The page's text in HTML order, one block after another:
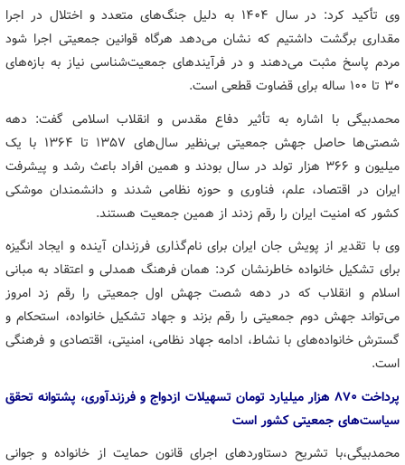
وی تأکید کرد: در سال ۱۴۰۴ به دلیل جنگ‌های متعدد و اختلال در اجرا
مقداری برگشت داشتیم که نشان می‌دهد هرگاه قوانین جمعیتی اجرا شود
مردم پاسخ مثبت می‌دهند و در فرآیندهای جمعیت‌شناسی نیاز به بازه‌های
۳۰ تا ۱۰۰ ساله برای قضاوت قطعی است.
محمدبیگی با اشاره به تأثیر دفاع مقدس و انقلاب اسلامی گفت: دهه
شصتی‌ها حاصل جهش جمعیتی بی‌نظیر سال‌های ۱۳۵۷ تا ۱۳۶۴ با یک
میلیون و ۳۶۶ هزار تولد در سال بودند و همین افراد باعث رشد و پیشرفت
ایران در اقتصاد، علم، فناوری و حوزه نظامی شدند و دانشمندان موشکی
کشور که امنیت ایران را رقم زدند از همین جمعیت هستند.
وی با تقدیر از پویش جان ایران برای نام‌گذاری فرزندان آینده و ایجاد انگیزه
برای تشکیل خانواده خاطرنشان کرد: همان فرهنگ همدلی و اعتقاد به مبانی
اسلام و انقلاب که در دهه شصت جهش اول جمعیتی را رقم زد امروز
می‌تواند جهش دوم جمعیتی را رقم بزند و جهاد تشکیل خانواده، استحکام و
گسترش خانواده‌های با نشاط، ادامه جهاد نظامی، امنیتی، اقتصادی و فرهنگی
است.
پرداخت ۸۷۰ هزار میلیارد تومان تسهیلات ازدواج و فرزندآوری، پشتوانه تحقق
سیاست‌های جمعیتی کشور است
محمدبیگی،با تشریح دستاوردهای اجرای قانون حمایت از خانواده و جوانی